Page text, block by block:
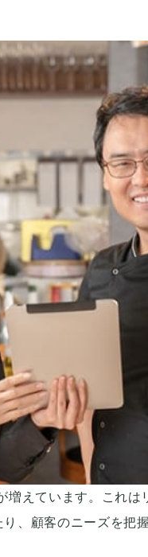
えています。これ
、顧客のニーズを把